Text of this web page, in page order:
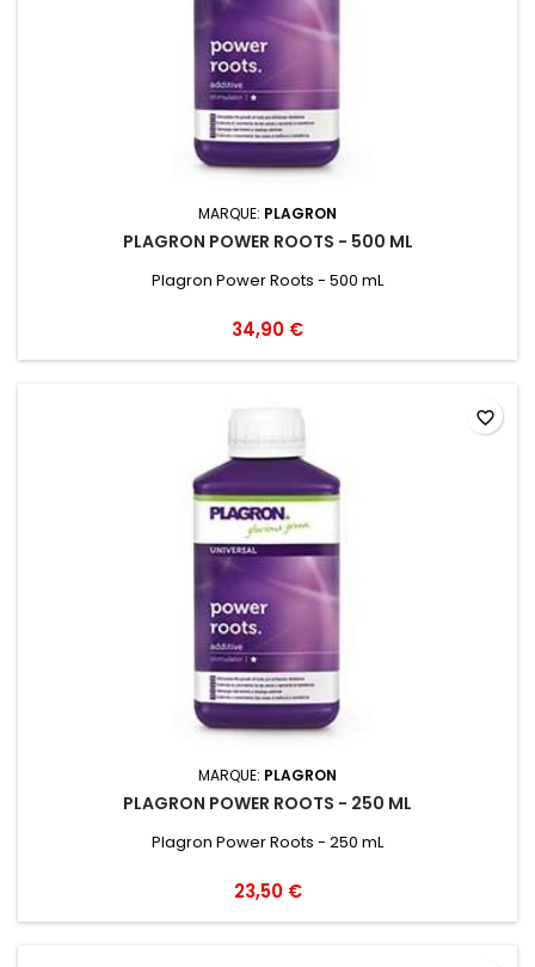
MARQUE: PLAGRON
PLAGRON POWER ROOTS - 500 ML
Plagron Power Roots - 500 mL
34,90 €
MARQUE: PLAGRON
PLAGRON POWER ROOTS - 250 ML
Plagron Power Roots - 250 mL
23,50 €
favorite_border